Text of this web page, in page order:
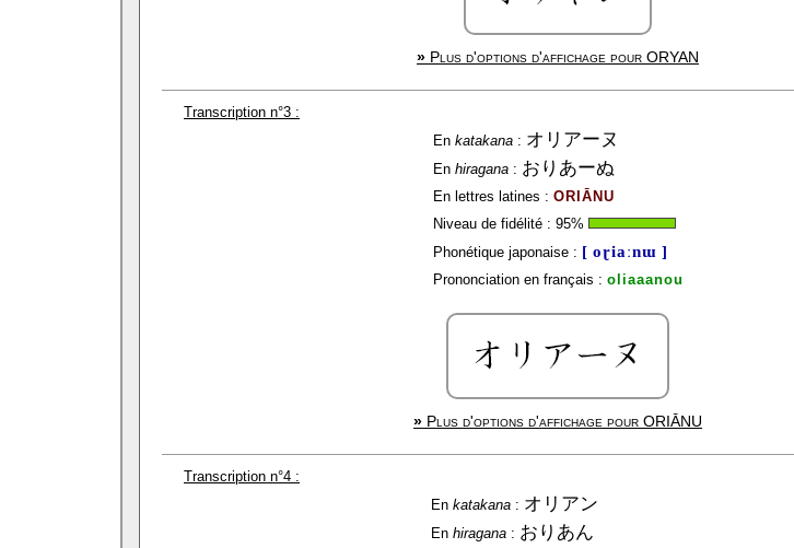
» Plus d'options d'affichage pour ORYAN
Transcription n°3 :
En katakana: オリアーヌ
En hiragana: おりあーぬ
En lettres latines : ORIĀNU
Niveau de fidélité : 95%
Phonétique japonaise : [ oɽiaːnɯ ]
Prononciation en français : oliaaanou
» Plus d'options d'affichage pour ORIĀNU
Transcription n°4 :
En katakana: オリアン
En hiragana: おりあん